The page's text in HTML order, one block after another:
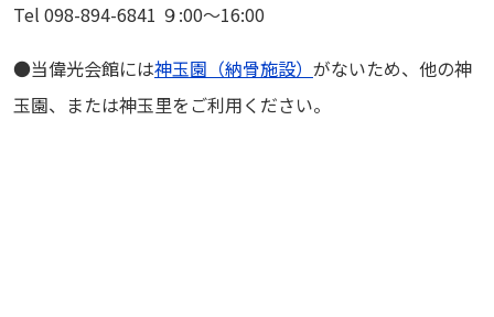
Tel 098-894-6841 ９:00～16:00
●当偉光会館には神玉園（納骨施設） がないため、他の神
玉園、または神玉里をご利用ください。